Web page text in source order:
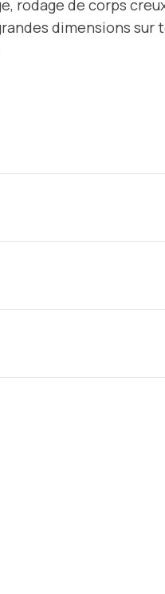
rodage de corps
dimensions sur